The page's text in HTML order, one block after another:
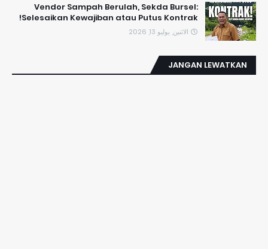
Vendor Sampah Berulah, Sekda Bursel:
Selesaikan Kewajiban atau Putus Kontrak!
الاثنين, يوليو 13, 2026
JANGAN LEWATKAN